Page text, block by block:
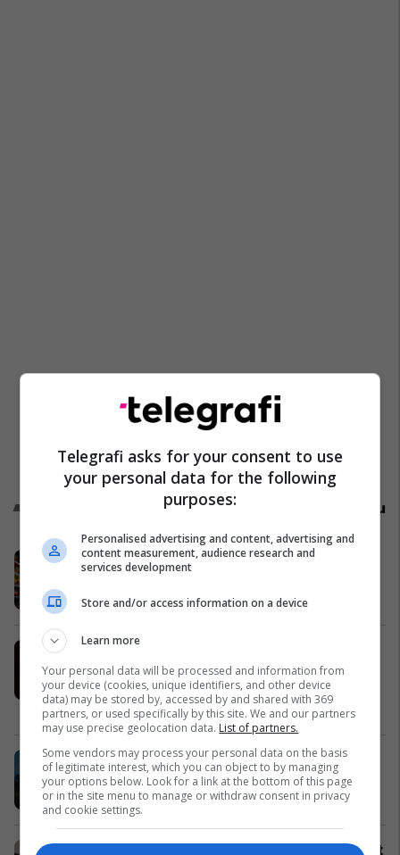
Reklamo këtu
Edhe me ble edhe me fitu pare?
Kampanja e re nga Super Viva!
Super Viva
Techno Service Pro sjell zgjidhje
profesionale për mirëmbajtjen e
serverëve
Techno Service Pro
Trakla ndan përvojën me Renault
Koleos: 6 vite pa asnjë problem
Auto Mita
Pse Dragodani mbetet një nga zonat
Telegrafi asks for your consent to use
your personal data for the following
purposes:
Personalised advertising and content, advertising and
content measurement, audience research and
services development
Store and/or access information on a device
Learn more
Your personal data will be processed and information from
your device (cookies, unique identifiers, and other device
data) may be stored by, accessed by and shared with 369
partners, or used specifically by this site. We and our partners
may use precise geolocation data. List of partners.
Some vendors may process your personal data on the basis
of legitimate interest, which you can object to by managing
your options below. Look for a link at the bottom of this page
or in the site menu to manage or withdraw consent in privacy
and cookie settings.